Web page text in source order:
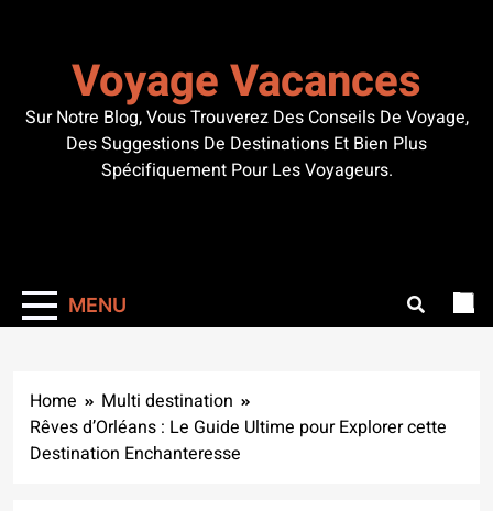
Voyage Vacances
Sur Notre Blog, Vous Trouverez Des Conseils De Voyage,
Des Suggestions De Destinations Et Bien Plus
Spécifiquement Pour Les Voyageurs.
MENU
Home
Multi destination
Rêves d’Orléans : Le Guide Ultime pour Explorer cette
Destination Enchanteresse